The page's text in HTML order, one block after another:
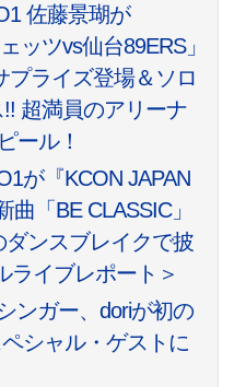
佐藤景瑚が
ッツvs仙台89ERS」
プライズ登場＆ソロ
超満員のアリーナ
ール！
が『KCON JAPAN
「BE CLASSIC」
ンスブレイクで披
ライブレポート＞
ンガー、doriが初の
シャル・ゲストに